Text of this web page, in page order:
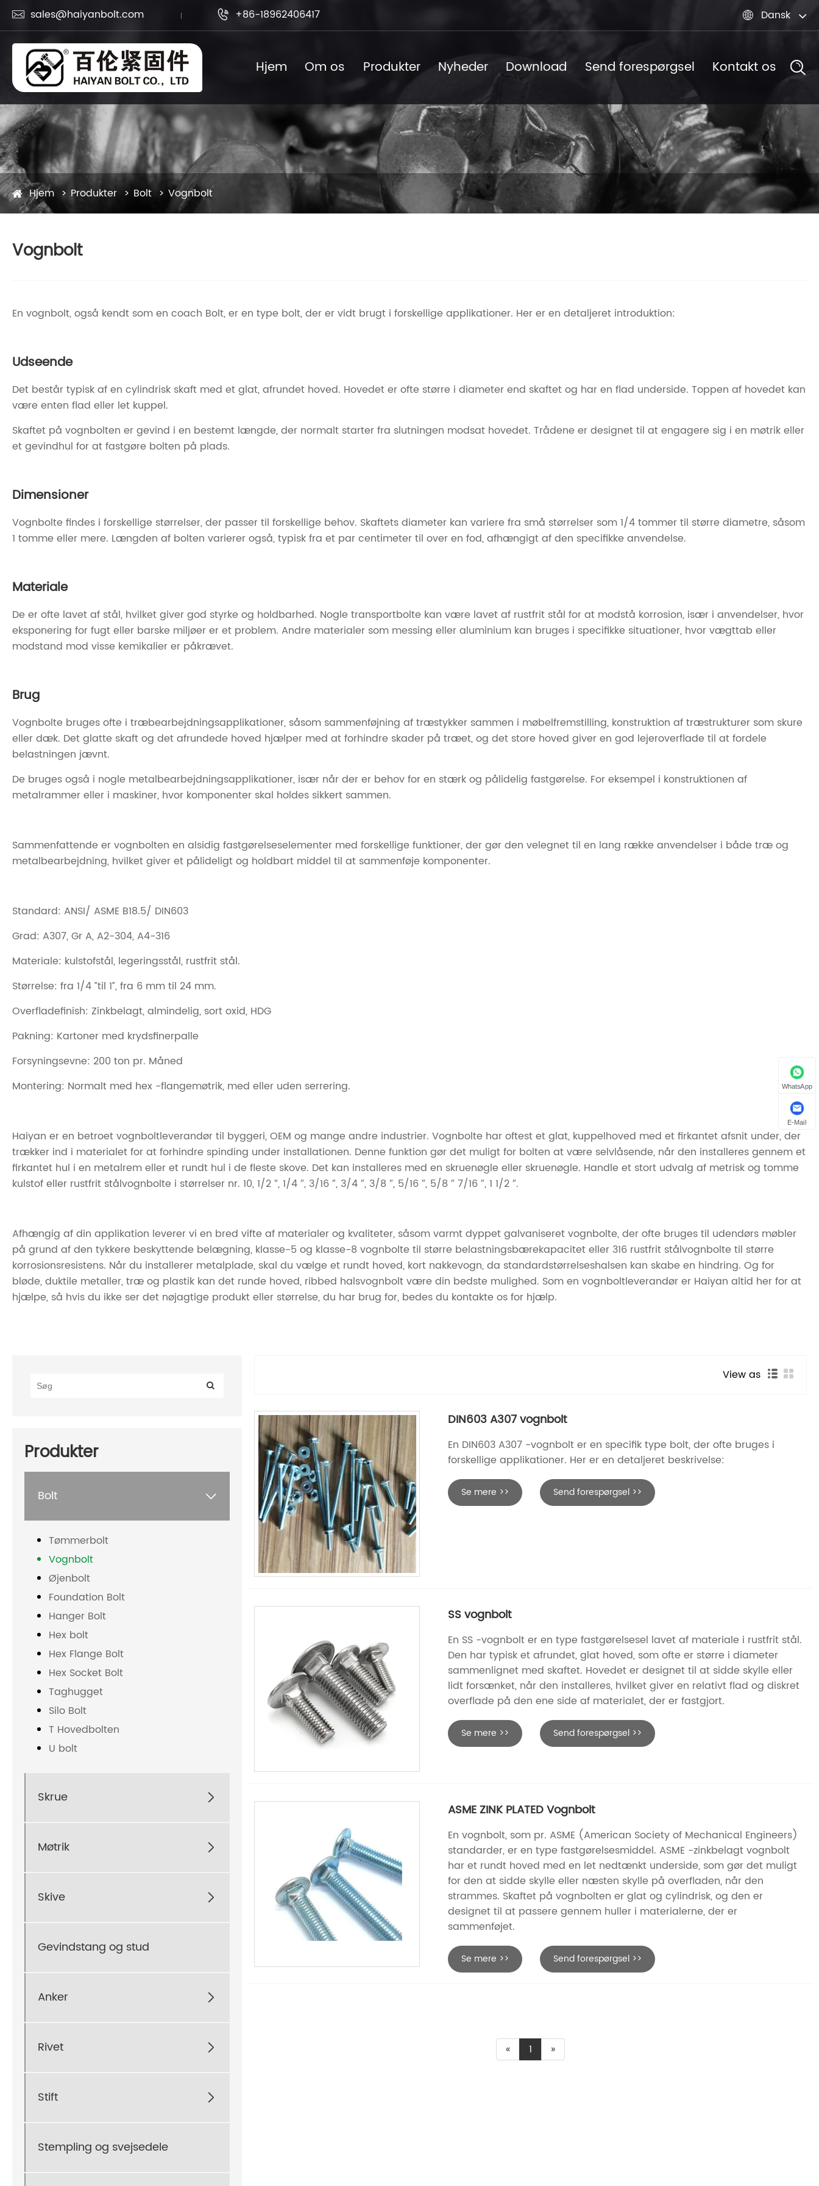
 sales@haiyanbolt.com  +86-18962406417  Dansk
Hjem Om os Produkter Nyheder Download Send forespørgsel Kontakt os
Hjem Produkter Bolt Vognbolt
Vognbolt
En vognbolt, også kendt som en coach Bolt, er en type bolt, der er vidt brugt i forskellige applikationer. Her er en detaljeret introduktion:
Udseende
Det består typisk af en cylindrisk skaft med et glat, afrundet hoved. Hovedet er ofte større i diameter end skaftet og har en flad underside. Toppen af ​​hovedet kan
være enten flad eller let kuppel.
Skaftet på vognbolten er gevind i en bestemt længde, der normalt starter fra slutningen modsat hovedet. Trådene er designet til at engagere sig i en møtrik eller
et gevindhul for at fastgøre bolten på plads.
Dimensioner
Vognbolte findes i forskellige størrelser, der passer til forskellige behov. Skaftets diameter kan variere fra små størrelser som 1/4 tommer til større diametre, såsom
1 tomme eller mere. Længden af ​​bolten varierer også, typisk fra et par centimeter til over en fod, afhængigt af den specifikke anvendelse.
Materiale
De er ofte lavet af stål, hvilket giver god styrke og holdbarhed. Nogle transportbolte kan være lavet af rustfrit stål for at modstå korrosion, især i anvendelser, hvor
eksponering for fugt eller barske miljøer er et problem. Andre materialer som messing eller aluminium kan bruges i specifikke situationer, hvor vægttab eller
modstand mod visse kemikalier er påkrævet.
Brug
Vognbolte bruges ofte i træbearbejdningsapplikationer, såsom sammenføjning af træstykker sammen i møbelfremstilling, konstruktion af træstrukturer som skure
eller dæk. Det glatte skaft og det afrundede hoved hjælper med at forhindre skader på træet, og det store hoved giver en god lejeroverflade til at fordele
belastningen jævnt.
De bruges også i nogle metalbearbejdningsapplikationer, især når der er behov for en stærk og pålidelig fastgørelse. For eksempel i konstruktionen af ​​
metalrammer eller i maskiner, hvor komponenter skal holdes sikkert sammen.
Sammenfattende er vognbolten en alsidig fastgørelseselementer med forskellige funktioner, der gør den velegnet til en lang række anvendelser i både træ og
metalbearbejdning, hvilket giver et pålideligt og holdbart middel til at sammenføje komponenter.
Standard: ANSI/ ASME B18.5/ DIN603
Grad: A307, Gr A, A2-304, A4-316
Materiale: kulstofstål, legeringsstål, rustfrit stål.
Størrelse: fra 1/4 ”til 1”, fra 6 mm til 24 mm.
Overfladefinish: Zinkbelagt, almindelig, sort oxid, HDG
Pakning: Kartoner med krydsfinerpalle
Forsyningsevne: 200 ton pr. Måned
Montering: Normalt med hex -flangemøtrik, med eller uden serrering.
Haiyan er en betroet vognboltleverandør til byggeri, OEM og mange andre industrier. Vognbolte har oftest et glat, kuppelhoved med et firkantet afsnit under, der
trækker ind i materialet for at forhindre spinding under installationen. Denne funktion gør det muligt for bolten at være selvlåsende, når den installeres gennem et
firkantet hul i en metalrem eller et rundt hul i de fleste skove. Det kan installeres med en skruenøgle eller skruenøgle. Handle et stort udvalg af metrisk og tomme
kulstof eller rustfrit stålvognbolte i størrelser nr. 10, 1/2 ″, 1/4 ″, 3/16 ″, 3/4 ″, 3/8 ″, 5/16 ″, 5/8 ″ 7/16 ″, 1 1/2 ″.
Afhængig af din applikation leverer vi en bred vifte af materialer og kvaliteter, såsom varmt dyppet galvaniseret vognbolte, der ofte bruges til udendørs møbler
på grund af den tykkere beskyttende belægning, klasse-5 og klasse-8 vognbolte til større belastningsbærekapacitet eller 316 rustfrit stålvognbolte til større
korrosionsresistens. Når du installerer metalplade, skal du vælge et rundt hoved, kort nakkevogn, da standardstørrelseshalsen kan skabe en hindring. Og for
bløde, duktile metaller, træ og plastik kan det runde hoved, ribbed halsvognbolt være din bedste mulighed. Som en vognboltleverandør er Haiyan altid her for at
hjælpe, så hvis du ikke ser det nøjagtige produkt eller størrelse, du har brug for, bedes du kontakte os for hjælp.
Produkter
Bolt 
Tømmerbolt
Vognbolt
Øjenbolt
Foundation Bolt
Hanger Bolt
Hex bolt
Hex Flange Bolt
Hex Socket Bolt
Taghugget
Silo Bolt
T Hovedbolten
U bolt
Skrue 
Møtrik 
Skive 
Gevindstang og stud
Anker 
Rivet 
Stift 
Stempling og svejsedele
View as
DIN603 A307 vognbolt
En DIN603 A307 -vognbolt er en specifik type bolt, der ofte bruges i
forskellige applikationer. Her er en detaljeret beskrivelse:
Se mere >> Send forespørgsel >>
SS vognbolt
En SS -vognbolt er en type fastgørelsesel lavet af materiale i rustfrit stål.
Den har typisk et afrundet, glat hoved, som ofte er større i diameter
sammenlignet med skaftet. Hovedet er designet til at sidde skylle eller
lidt forsænket, når den installeres, hvilket giver en relativt flad og diskret
overflade på den ene side af materialet, der er fastgjort.
Se mere >> Send forespørgsel >>
ASME ZINK PLATED Vognbolt
En vognbolt, som pr. ASME (American Society of Mechanical Engineers)
standarder, er en type fastgørelsesmiddel. ASME -zinkbelagt vognbolt
har et rundt hoved med en let nedtænkt underside, som gør det muligt
for den at sidde skylle eller næsten skylle på overfladen, når den
strammes. Skaftet på vognbolten er glat og cylindrisk, og den er
designet til at passere gennem huller i materialerne, der er
sammenføjet.
Se mere >> Send forespørgsel >>
« 1 »
WhatsApp
E-Mail